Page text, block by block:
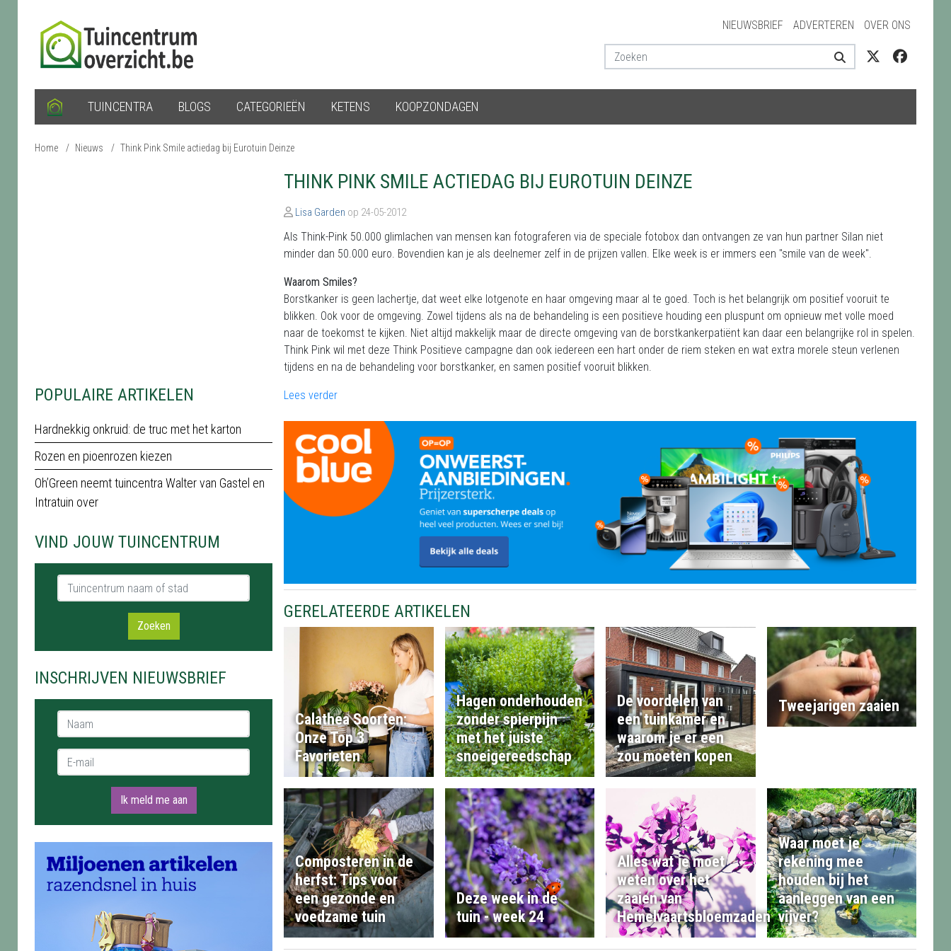
NIEUWSBRIEF ADVERTEREN OVER ONS
TUINCENTRA BLOGS CATEGORIEËN KETENS KOOPZONDAGEN
Home / Nieuws / Think Pink Smile actiedag bij Eurotuin Deinze
POPULAIRE ARTIKELEN
Hardnekkig onkruid: de truc met het karton
Rozen en pioenrozen kiezen
Oh’Green neemt tuincentra Walter van Gastel en
Intratuin over
VIND JOUW TUINCENTRUM
Tuincentrum naam of stad
Zoeken
INSCHRIJVEN NIEUWSBRIEF
Naam *
E-mail *
Ik meld me aan
THINK PINK SMILE ACTIEDAG BIJ EUROTUIN DEINZE
Lisa Garden op 24-05-2012
Als Think-Pink 50.000 glimlachen van mensen kan fotograferen via de speciale fotobox dan ontvangen ze van hun partner Silan niet
minder dan 50.000 euro. Bovendien kan je als deelnemer zelf in de prijzen vallen. Elke week is er immers een "smile van de week".
Waarom Smiles?
Borstkanker is geen lachertje, dat weet elke lotgenote en haar omgeving maar al te goed. Toch is het belangrijk om positief vooruit te
blikken. Ook voor de omgeving. Zowel tijdens als na de behandeling is een positieve houding een pluspunt om opnieuw met volle moed
naar de toekomst te kijken. Niet altijd makkelijk maar de directe omgeving van de borstkankerpatiënt kan daar een belangrijke rol in spelen.
Think Pink wil met deze Think Positieve campagne dan ook iedereen een hart onder de riem steken en wat extra morele steun verlenen
tijdens en na de behandeling voor borstkanker, en samen positief vooruit blikken.
Lees verder
GERELATEERDE ARTIKELEN
Calathea Soorten:
Onze Top 3
Favorieten
Hagen onderhouden
zonder spierpijn
met het juiste
snoeigereedschap
De voordelen van
een tuinkamer en
waarom je er een
zou moeten kopen
Tweejarigen zaaien
Composteren in de
herfst: Tips voor
een gezonde en
voedzame tuin
Deze week in de
tuin - week 24
Alles wat je moet
weten over het
zaaien van
Hemelvaartsbloemzaden
Waar moet je
rekening mee
houden bij het
aanleggen van een
vijver?